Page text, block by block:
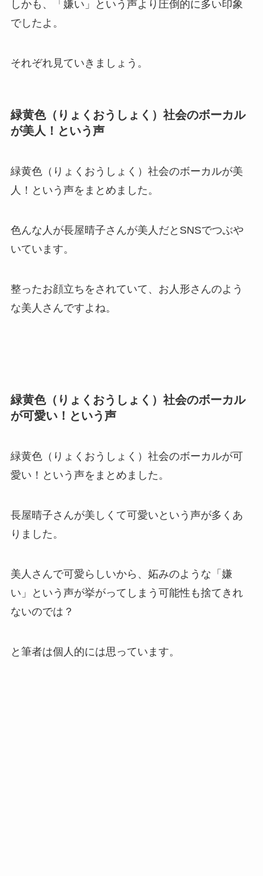
しかも、「嫌い」という声より圧倒的に多い印象
でしたよ。
それぞれ見ていきましょう。
緑黄色（りょくおうしょく）社会のボーカル
が美人！という声
緑黄色（りょくおうしょく）社会のボーカルが美
人！という声をまとめました。
色んな人が長屋晴子さんが美人だとSNSでつぶや
いています。
整ったお顔立ちをされていて、お人形さんのよう
な美人さんですよね。
緑黄色（りょくおうしょく）社会のボーカル
が可愛い！という声
緑黄色（りょくおうしょく）社会のボーカルが可
愛い！という声をまとめました。
長屋晴子さんが美しくて可愛いという声が多くあ
りました。
美人さんで可愛らしいから、妬みのような「嫌
い」という声が挙がってしまう可能性も捨てきれ
ないのでは？
と筆者は個人的には思っています。